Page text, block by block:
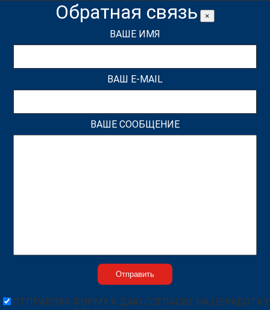
Обратная связь ×
ВАШЕ ИМЯ
ВАШ E-MAIL
ВАШЕ СООБЩЕНИЕ
ОТПРАВЛЯЯ ФОРМУ Я ДАЮ СОГЛАСИЕ НА ОБРАБОТКУ